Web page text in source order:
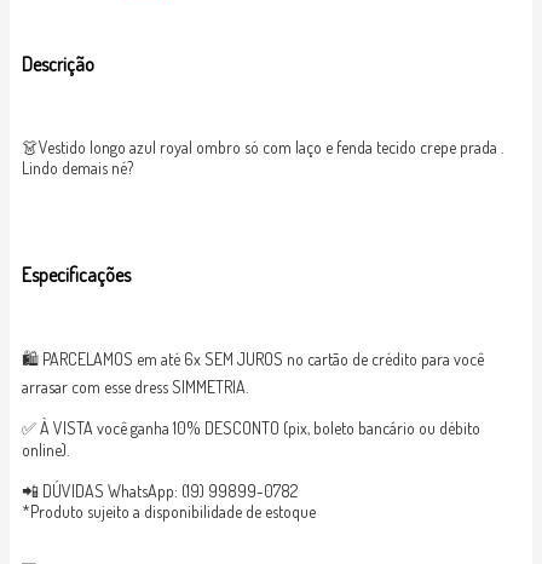
Descrição
👗Vestido longo azul royal ombro só com laço e fenda tecido crepe prada .
Lindo demais né?
Especificações
🛍 PARCELAMOS em até 6x SEM JUROS no cartão de crédito para você
arrasar com esse dress SIMMETRIA.
✅ À VISTA você ganha 10% DESCONTO (pix, boleto bancário ou débito
online).
📲 DÚVIDAS WhatsApp: (19) 99899-0782
*Produto sujeito a disponibilidade de estoque